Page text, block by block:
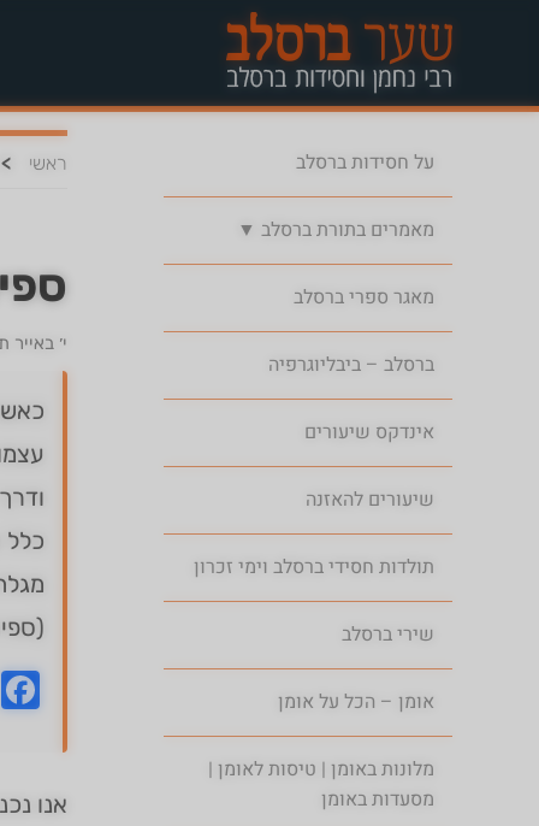
על חסידות ברסלב
מאמרים בתורת ברסלב ▼
מאגר ספרי ברסלב
ברסלב – ביבליוגרפיה
אינדקס שיעורים
שיעורים להאזנה
תולדות חסידי ברסלב וימי זכרון
שירי ברסלב
אומן – הכל על אומן
מלונות באומן | טיסות לאומן |
מסעדות באומן
ראשי >
י׳
כלל
אנו